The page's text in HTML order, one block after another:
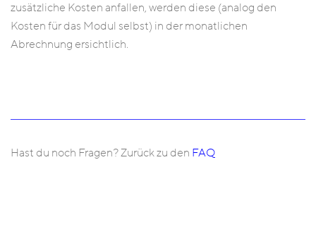
zusätzliche Kosten anfallen, werden diese (analog den
Kosten für das Modul selbst) in der monatlichen
Abrechnung ersichtlich.
Hast du noch Fragen? Zurück zu den FAQ